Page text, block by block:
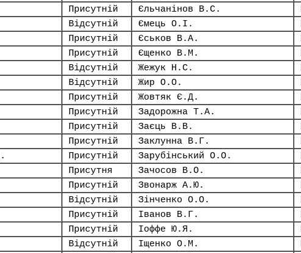
Присутній Єльчанінов В.С.
Відсутній Ємець О.І.
Присутній Єськов В.А.
Присутній Єщенко В.М.
Відсутній Жежук Н.С.
Відсутній Жир О.О.
Присутній Жовтяк Є.Д.
Присутній Задорожна Т.А.
Присутній Заєць В.В.
Присутній Заклунна В.Г.
Присутній Зарубінський О.О.
Присутня Зачосов В.О.
Присутній Звонарж А.Ю.
Відсутній Зінченко О.О.
Присутній Іванов В.Г.
Присутній Іоффе Ю.Я.
Відсутній Іщенко О.М.